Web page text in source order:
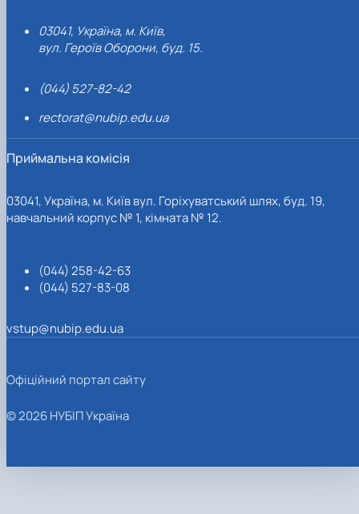
03041, Україна, м. Київ,
вул. Героїв Оборони, буд. 15.
(044) 527-82-42
rectorat@nubip.edu.ua
Приймальна комісія
03041, Україна, м. Київ вул. Горіхуватський шлях, буд. 19,
навчальний корпус № 1, кімната № 12.
(044) 258-42-63
(044) 527-83-08
vstup@nubip.edu.ua
Офіційний портал сайту
© 2026 НУБІП Україна